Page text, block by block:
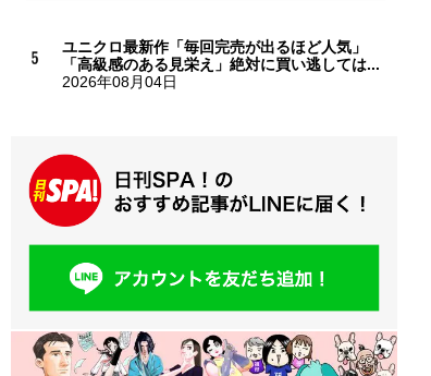
ユニクロ最新作「毎回完売が出るほど人気」
「高級感のある見栄え」絶対に買い逃しては...
2026年08月04日